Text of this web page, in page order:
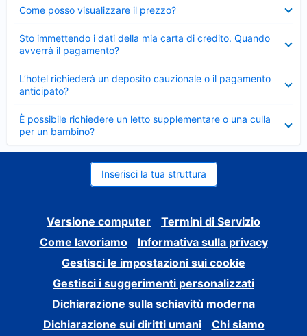
Come posso visualizzare il prezzo?
chiuso
Sto immettendo i dati della mia carta di credito. Quando
avverrà il pagamento?
chiuso
L’hotel richiederà un deposito cauzionale o il pagamento
anticipato?
chiuso
È possibile richiedere un letto supplementare o una culla
per un bambino?
Elemento
chiuso
Inserisci la tua struttura
Versione computer
Termini di Servizio
Come lavoriamo
Informativa sulla privacy
Gestisci le impostazioni sui cookie
Gestisci i suggerimenti personalizzati
Dichiarazione sulla schiavitù moderna
Dichiarazione sui diritti umani
Chi siamo